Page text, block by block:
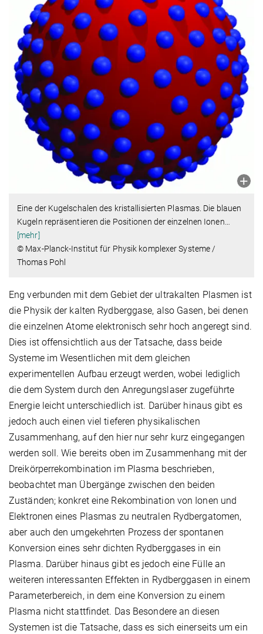
Eine der Kugelschalen des kristallisierten Plasmas. Die blauen
Kugeln repräsentieren die Positionen der einzelnen Ionen…
[mehr]
© Max-Planck-Institut für Physik komplexer Systeme /
Thomas Pohl
Eng verbunden mit dem Gebiet der ultrakalten Plasmen ist
die Physik der kalten Rydberggase, also Gasen, bei denen
die einzelnen Atome elektronisch sehr hoch angeregt sind.
Dies ist offensichtlich aus der Tatsache, dass beide
Systeme im Wesentlichen mit dem gleichen
experimentellen Aufbau erzeugt werden, wobei lediglich
die dem System durch den Anregungslaser zugeführte
Energie leicht unterschiedlich ist. Darüber hinaus gibt es
jedoch auch einen viel tieferen physikalischen
Zusammenhang, auf den hier nur sehr kurz eingegangen
werden soll. Wie bereits oben im Zusammenhang mit der
Dreikörperrekombination im Plasma beschrieben,
beobachtet man Übergänge zwischen den beiden
Zuständen; konkret eine Rekombination von Ionen und
Elektronen eines Plasmas zu neutralen Rydbergatomen,
aber auch den umgekehrten Prozess der spontanen
Konversion eines sehr dichten Rydberggases in ein
Plasma. Darüber hinaus gibt es jedoch eine Fülle an
weiteren interessanten Effekten in Rydberggasen in einem
Parameterbereich, in dem eine Konversion zu einem
Plasma nicht stattfindet. Das Besondere an diesen
Systemen ist die Tatsache, dass es sich einerseits um ein